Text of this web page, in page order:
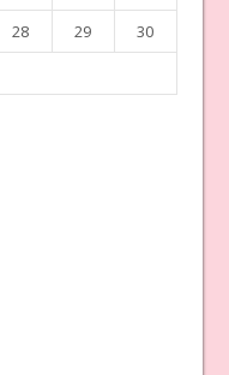
28 29
30